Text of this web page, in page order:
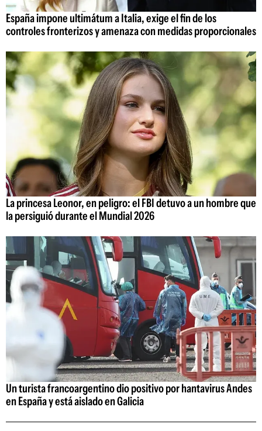
España impone ultimátum a Italia, exige el fin de los
controles fronterizos y amenaza con medidas proporcionales
La princesa Leonor, en peligro: el FBI detuvo a un hombre que
la persiguió durante el Mundial 2026
Un turista francoargentino dio positivo por hantavirus Andes
en España y está aislado en Galicia